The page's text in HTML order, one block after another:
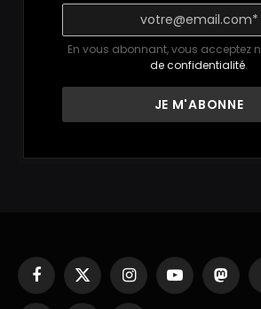
En vous abonnant, vous acceptez
de confidentialité.
Facebook
X
(Twitter)
InstagramYouTube